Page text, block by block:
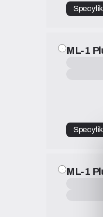
ML-1
ML-1